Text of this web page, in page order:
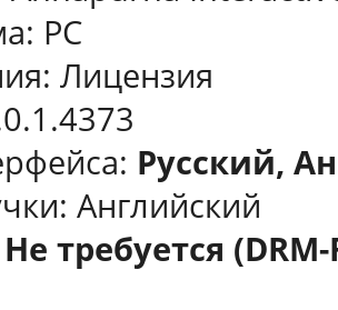
PC
Лицензия
Русский,
Английский
Не требуется